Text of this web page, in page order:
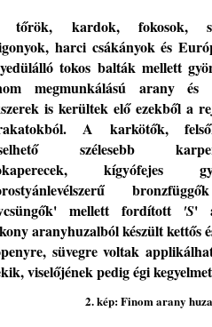
tőrök, kardok, fokosok,
harci csákányok és
tokos balták mellett
megmunkálású aranyés
is kerültek elő ezekből a
A karkötők,
szélesebb
kígyófejes
csüngők' mellett fordított 'S'
aranyhuzalból készültkettős
penyre, süvegre voltak
viselőjének pedigégi
2. kép:Finom arany